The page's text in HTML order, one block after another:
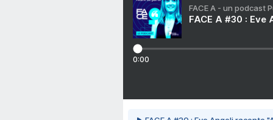
FACE A - un podcast
FACE A #30 :
0:00